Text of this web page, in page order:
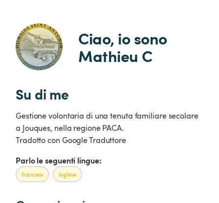
Ciao, io sono
Mathieu C
Su di me
Gestione volontaria di una tenuta familiare secolare
a Jouques, nella regione PACA.
Tradotto con Google Traduttore
Parlo le seguenti lingue:
francese Inglese